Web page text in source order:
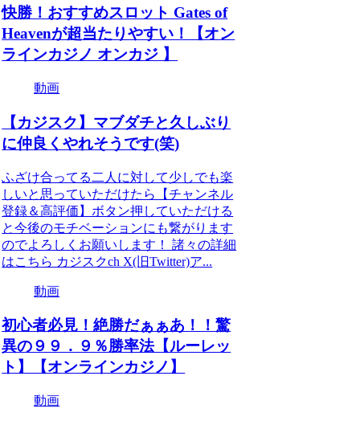
快勝！おすすめスロット Gates of
Heavenが超当たりやすい！【オン
ラインカジノ オンカジ 】
動画
【カジスク】マブダチと久しぶり
に仲良くやれそうです(笑)
ふざけ合ってる二人に対して少しでも楽
しいと思っていただけたら【チャンネル
登録＆高評価】ボタン押していただける
と今後のモチベーションにも繋がります
のでよろしくお願いします！ 諸々の詳細
はこちら カジスクch X(旧Twitter)ア...
動画
初心者必見！絶勝だぁぁあ！！驚
異の９９．９％勝率法【ルーレッ
ト】【オンラインカジノ】
動画